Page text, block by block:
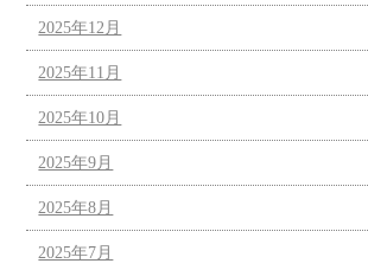
2025年12月
2025年11月
2025年10月
2025年9月
2025年8月
2025年7月